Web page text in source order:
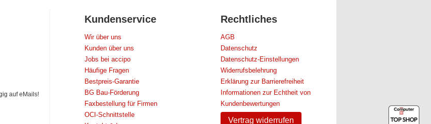
auf eMails!
Kundenservice
Wir über uns
Kunden über uns
Jobs bei accipo
Häufige Fragen
Bestpreis-Garantie
BG Bau-Förderung
Faxbestellung für Firmen
OCI-Schnittstelle
Rechtliches
AGB
Datenschutz
Datenschutz-Einstellungen
Widerrufsbelehrung
Erklärung zur Barrierefreiheit
Informationen zur Echtheit von
Kundenbewertungen
Vertrag widerrufen